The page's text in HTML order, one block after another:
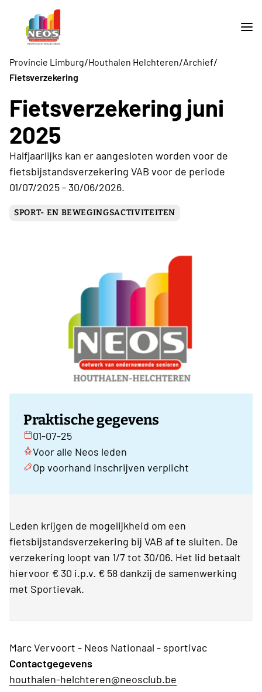
Provincie Limburg/Houthalen Helchteren/Archief/
Fietsverzekering
Fietsverzekering juni
2025
Halfjaarlijks kan er aangesloten worden voor de
fietsbijstandsverzekering VAB voor de periode
01/07/2025 - 30/06/2026.
SPORT- EN BEWEGINGSACTIVITEITEN
Praktische gegevens
01-07-25
Voor alle Neos leden
Op voorhand inschrijven verplicht
Leden krijgen de mogelijkheid om een
fietsbijstandsverzekering bij VAB af te sluiten. De
verzekering loopt van 1/7 tot 30/06. Het lid betaalt
hiervoor € 30 i.p.v. € 58 dankzij de samenwerking
met Sportievak.
Marc Vervoort - Neos Nationaal - sportivac
Contactgegevens
houthalen-helchteren@neosclub.be